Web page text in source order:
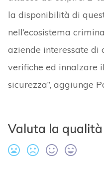
la disponibilità di
nell’ecosistema
aziende interessate di
verifiche ed innalzare
sicurezza”, aggiunge
Valuta la